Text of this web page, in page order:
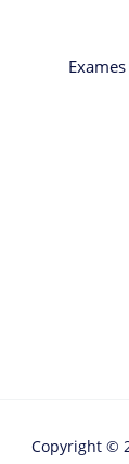
Copyright ©